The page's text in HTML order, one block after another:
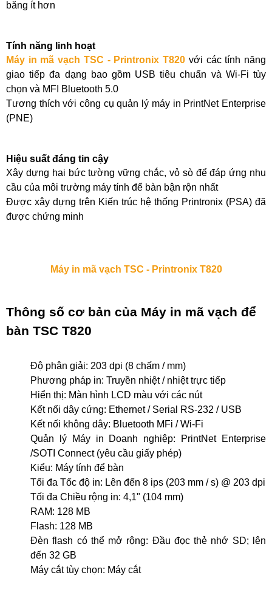
băng ít hơn
Tính năng linh hoạt
Máy in mã vạch TSC - Printronix T820 với các tính năng
giao tiếp đa dạng bao gồm USB tiêu chuẩn và Wi-Fi tùy
chọn và MFI Bluetooth 5.0
Tương thích với công cụ quản lý máy in PrintNet Enterprise
(PNE)
Hiệu suất đáng tin cậy
Xây dựng hai bức tường vững chắc, vỏ sò để đáp ứng nhu
cầu của môi trường máy tính để bàn bận rộn nhất
Được xây dựng trên Kiến trúc hệ thống Printronix (PSA) đã
được chứng minh
Máy in mã vạch TSC - Printronix T820
Thông số cơ bản của Máy in mã vạch để
bàn TSC T820
Độ phân giải: 203 dpi (8 chấm / mm)
Phương pháp in: Truyền nhiệt / nhiệt trực tiếp
Hiển thị: Màn hình LCD màu với các nút
Kết nối dây cứng: Ethernet / Serial RS-232 / USB
Kết nối không dây: Bluetooth MFi / Wi-Fi
Quản lý Máy in Doanh nghiệp: PrintNet Enterprise
/SOTI Connect (yêu cầu giấy phép)
Kiểu: Máy tính để bàn
Tối đa Tốc độ in: Lên đến 8 ips (203 mm / s) @ 203 dpi
Tối đa Chiều rộng in: 4,1" (104 mm)
RAM: 128 MB
Flash: 128 MB
Đèn flash có thể mở rộng: Đầu đọc thẻ nhớ SD; lên
đến 32 GB
Máy cắt tùy chọn: Máy cắt